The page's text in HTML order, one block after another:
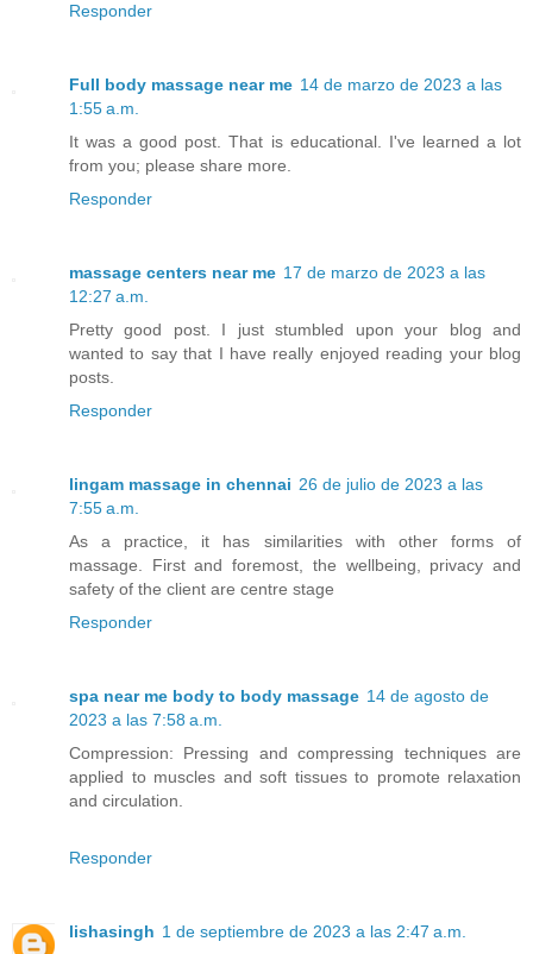
Responder
Full body massage near me 14 de marzo de 2023 a las
1:55 a.m.
It was a good post. That is educational. I've learned a lot
from you; please share more.
Responder
massage centers near me 17 de marzo de 2023 a las
12:27 a.m.
Pretty good post. I just stumbled upon your blog and
wanted to say that I have really enjoyed reading your blog
posts.
Responder
lingam massage in chennai 26 de julio de 2023 a las
7:55 a.m.
As a practice, it has similarities with other forms of
massage. First and foremost, the wellbeing, privacy and
safety of the client are centre stage
Responder
spa near me body to body massage 14 de agosto de
2023 a las 7:58 a.m.
Compression: Pressing and compressing techniques are
applied to muscles and soft tissues to promote relaxation
and circulation.
Responder
lishasingh 1 de septiembre de 2023 a las 2:47 a.m.